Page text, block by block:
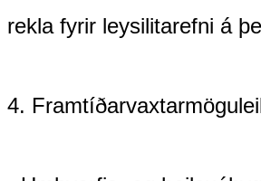
rekla fyrir leysilitarefni á
4.